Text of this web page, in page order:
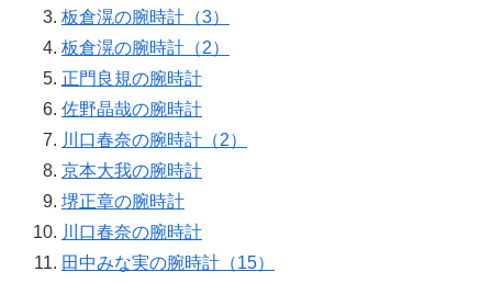
板倉滉の腕時計（3）
板倉滉の腕時計（2）
正門良規の腕時計
佐野晶哉の腕時計
川口春奈の腕時計（2）
京本大我の腕時計
堺正章の腕時計
川口春奈の腕時計
田中みな実の腕時計（15）